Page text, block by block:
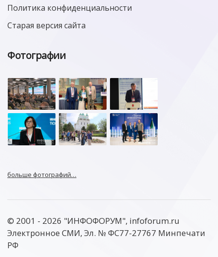
Политика конфиденциальности
Старая версия сайта
Фотографии
больше фотографий…
© 2001 - 2026 "ИНФОФОРУМ", infoforum.ru
Электронное СМИ, Эл. № ФС77-27767 Минпечати
РФ